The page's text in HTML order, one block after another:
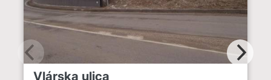
Vlárska ulica